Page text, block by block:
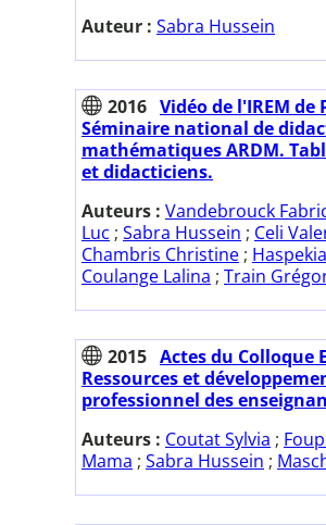
Auteur : Sabra Hussein
2016 Vidéo de l'IREM de
Séminaire national de
mathématiques ARDM.
et didacticiens.
Auteurs : Vandebrouck
Luc ; Sabra Hussein ; Celi
Chambris Christine ;
Coulange Lalina ; Train
2015 Actes du Colloque
Ressources et
professionnel des
Auteurs : Coutat Sylvia ;
Mama ; Sabra Hussein ;